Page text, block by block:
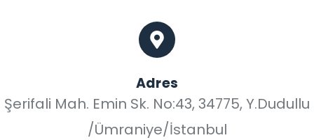
Adres
Şerifali Mah. Emin Sk. No:43, 34775, Y.Dudullu
/Ümraniye/İstanbul